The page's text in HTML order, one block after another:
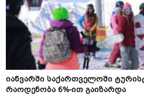
იანვარში საქართველოში
რაოდენობა 6%-ით გაიზარდა